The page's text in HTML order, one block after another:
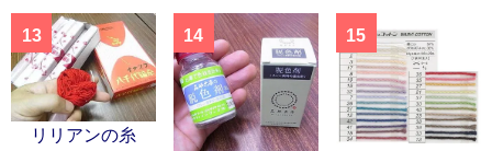
13
リリアンの糸
14 15